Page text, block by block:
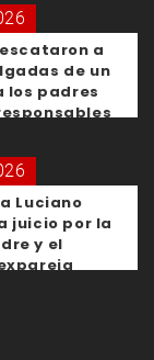
a
de un
los padres
Luciano
juicio por la
y el